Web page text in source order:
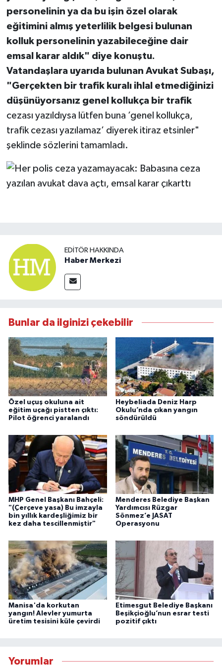
personelinin ya da bu işin özel olarak
eğitimini almış yeterlilik belgesi bulunan
kolluk personelinin yazabileceğine dair
emsal karar aldık" diye konuştu.
Vatandaşlara uyarıda bulunan Avukat Subaşı,
"Gerçekten bir trafik kuralı ihlal etmediğinizi
düşünüyorsanız genel kollukça bir trafik
cezası yazıldıysa lütfen buna ’genel kollukça,
trafik cezası yazılamaz’ diyerek itiraz etsinler"
şeklinde sözlerini tamamladı.
EDITÖR HAKKINDA
Haber Merkezi
Bunlar da ilginizi çekebilir
Özel uçuş okuluna ait
eğitim uçağı pistten çıktı:
Pilot öğrenci yaralandı
Heybeliada Deniz Harp
Okulu’nda çıkan yangın
söndürüldü
MHP Genel Başkanı Bahçeli:
"(Çerçeve yasa) Bu imzayla
bin yıllık kardeşliğimiz bir
kez daha tescillenmiştir"
Menderes Belediye Başkan
Yardımcısı Rüzgar
Sönmez’e JASAT
Operasyonu
Manisa'da korkutan
yangın! Alevler yumurta
üretim tesisini küle çevirdi
Etimesgut Belediye Başkanı
Beşikçioğlu’nun esrar testi
pozitif çıktı
Yorumlar